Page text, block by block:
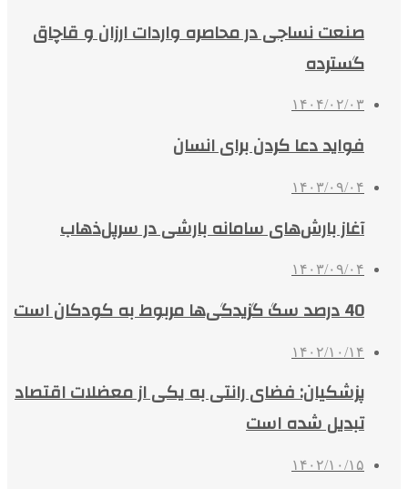
صنعت نساجی در محاصره واردات ارزان و قاچاق
گسترده
۱۴۰۴/۰۲/۰۳
فواید دعا کردن برای انسان
۱۴۰۳/۰۹/۰۴
آغاز بارش‌های سامانه بارشی در سرپل‌ذهاب
۱۴۰۳/۰۹/۰۴
40 درصد سگ گزیدگی‌ها مربوط به کودکان است
۱۴۰۲/۱۰/۱۴
پزشکیان: فضای رانتی به یکی از معضلات اقتصاد
تبدیل شده است
۱۴۰۲/۱۰/۱۵